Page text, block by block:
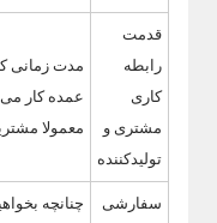
قدمت
رابطه
کاری
مشتری و
تولیدکننده
مدت زمانی
عمده کار می
معمولا
سفارشی
چنانچه